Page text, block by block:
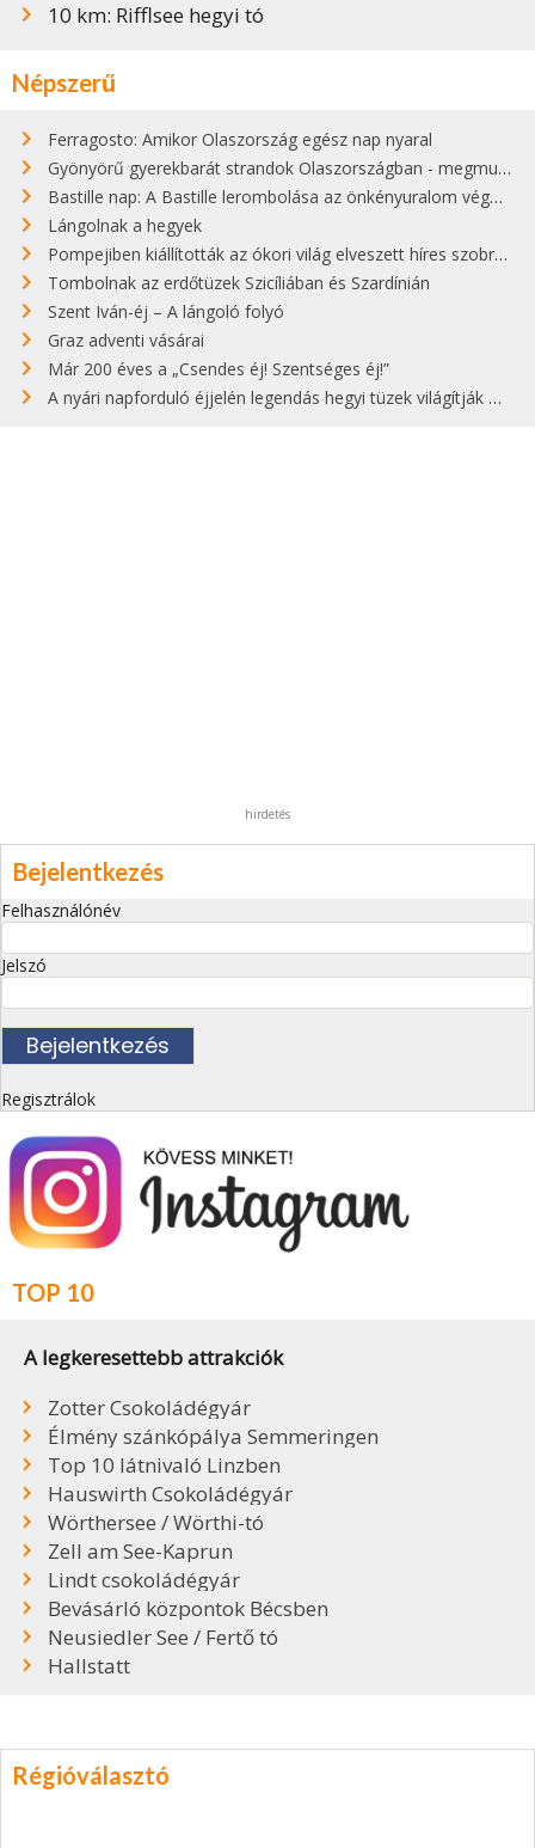
10 km: Rifflsee hegyi tó
Népszerű
Ferragosto: Amikor Olaszország egész nap nyaral
Gyönyörű gyerekbarát strandok Olaszországban - megmutatjuk a 15 legjobbat
Bastille nap: A Bastille lerombolása az önkényuralom végét jelentette
Lángolnak a hegyek
Pompejiben kiállították az ókori világ elveszett híres szobrának másolatát
Tombolnak az erdőtüzek Szicíliában és Szardínián
Szent Iván-éj – A lángoló folyó
Graz adventi vásárai
Már 200 éves a „Csendes éj! Szentséges éj!”
A nyári napforduló éjjelén legendás hegyi tüzek világítják meg Zugspitzét
hirdetés
Bejelentkezés
Felhasználónév
Jelszó
Regisztrálok
TOP 10
A legkeresettebb attrakciók
Zotter Csokoládégyár
Élmény szánkópálya Semmeringen
Top 10 látnivaló Linzben
Hauswirth Csokoládégyár
Wörthersee / Wörthi-tó
Zell am See-Kaprun
Lindt csokoládégyár
Bevásárló központok Bécsben
Neusiedler See / Fertő tó
Hallstatt
Régióválasztó